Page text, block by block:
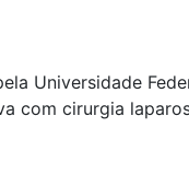
Universidade
com cirurgia